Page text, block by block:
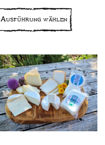
Ausführung wählen
auf.
Die
Optionen
können
auf
der